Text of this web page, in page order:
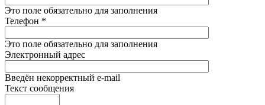
Это поле обязательно для заполнения
Телефон *
Это поле обязательно для заполнения
Электронный адрес
Введён некорректный e-mail
Текст сообщения